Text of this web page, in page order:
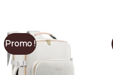
Promo !